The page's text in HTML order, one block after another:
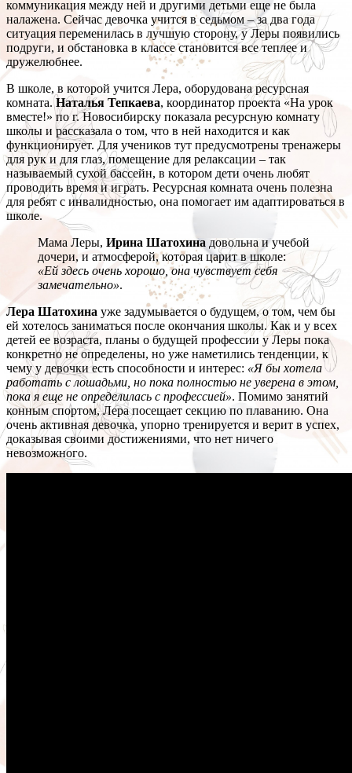
коммуникация между ней и другими детьми еще не была
налажена. Сейчас девочка учится в седьмом – за два года
ситуация переменилась в лучшую сторону, у Леры появились
подруги, и обстановка в классе становится все теплее и
дружелюбнее.
В школе, в которой учится Лера, оборудована ресурсная
комната.Наталья Тепкаева, координатор проекта «На урок
вместе!» по г. Новосибирску показала ресурсную комнату
школы и рассказала о том, что в ней находится и как
функционирует. Для учеников тут предусмотрены тренажеры
для рук и для глаз, помещение для релаксации – так
называемый сухой бассейн, в котором дети очень любят
проводить время и играть. Ресурсная комната очень полезна
для ребят с инвалидностью, она помогает им адаптироваться в
школе.
Мама Леры, Ирина Шатохина довольна и учебой
дочери, и атмосферой, которая царит в школе:
«Ей здесь очень хорошо, она чувствует себя
замечательно».
Лера Шатохина уже задумывается о будущем, о том, чем бы
ей хотелось заниматься после окончания школы. Как и у всех
детей ее возраста, планы о будущей профессии у Леры пока
конкретно не определены, но уже наметились тенденции, к
чему у девочки есть способности и интерес: «Я бы хотела
работать с лошадьми, но пока полностью не уверена в этом,
пока я еще не определилась с профессией». Помимо занятий
конным спортом, Лера посещает секцию по плаванию. Она
очень активная девочка, упорно тренируется и верит в успех,
доказывая своими достижениями, что нет ничего
невозможного.